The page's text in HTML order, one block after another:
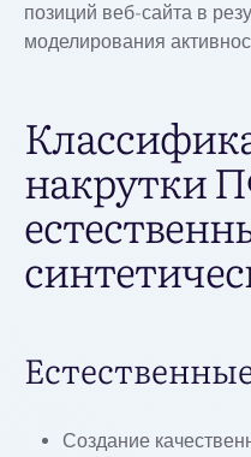
позиций веб-сайта в
моделирования
накрутки
Создание